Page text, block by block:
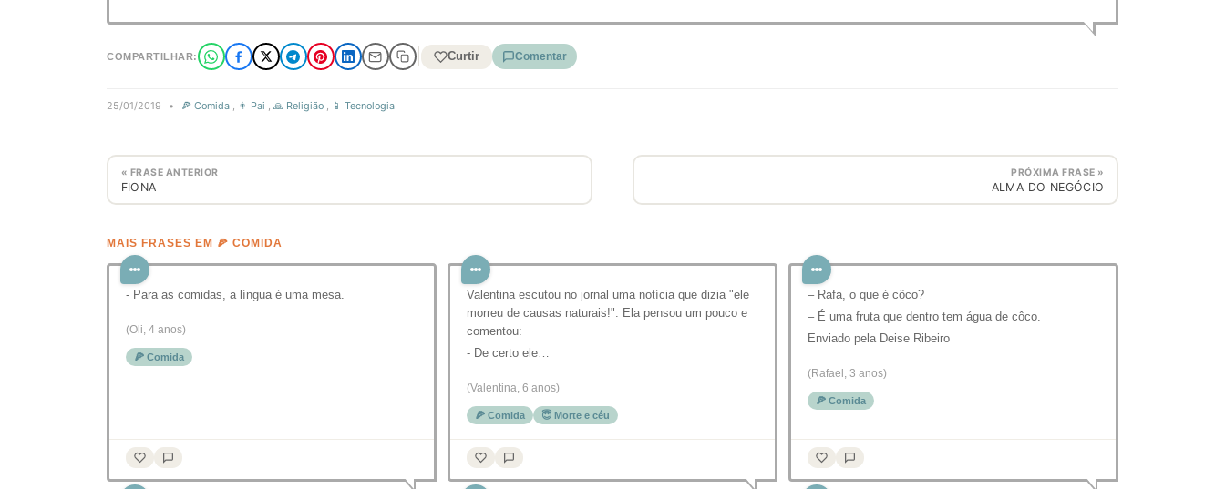
COMPARTILHAR: Curtir Comentar
25/01/2019 • 🍕 Comida , 👨 Pai , 🙏 Religião , 📱 Tecnologia
« FRASE ANTERIOR
FIONA
PRÓXIMA FRASE »
ALMA DO NEGÓCIO
MAIS FRASES EM 🍕 COMIDA
- Para as comidas, a língua é uma mesa.
(Oli, 4 anos)
🍕 Comida
Valentina escutou no jornal uma notícia que dizia "ele
morreu de causas naturais!". Ela pensou um pouco e
comentou:
- De certo ele…
(Valentina, 6 anos)
🍕 Comida 😇 Morte e céu
– Rafa, o que é côco?
– É uma fruta que dentro tem água de côco.
Enviado pela Deise Ribeiro
(Rafael, 3 anos)
🍕 Comida